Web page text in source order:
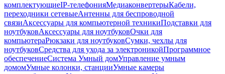
комплектующиеIP-телефонияМедиаконвертерыКабели,
переходники сетевыеАнтенны для беспроводной
связиАксессуары для компьютерной техникиПодставки для
ноутбуковАксессуары для ноутбуковОчки для
компьютераРюкзаки для ноутбуковСумки, чехлы для
ноутбуковСредства для ухода за электроникойПрограммное
обеспечениеСистема Умный домУправление умным
домомУмные колонки, станцииУмные камеры